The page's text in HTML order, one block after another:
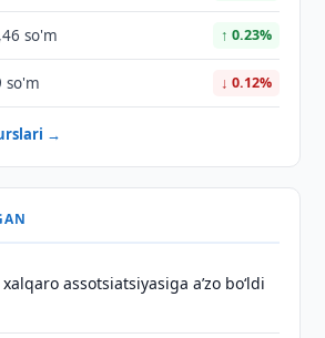
so'm ↑ 0.23%
so'm ↓ 0.12%
→
xalqaro assotsiatsiyasiga aʼzo bo‘ldi